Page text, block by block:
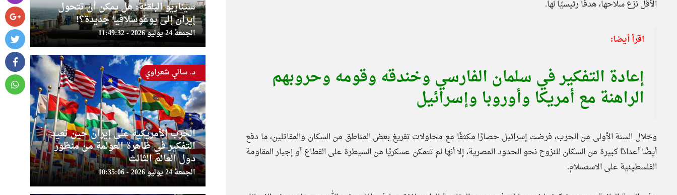
الأقل نزع سلاحها، هدفًا رئيسيًا لها.
اقرأ أيضا:
إعادة التفكير في سلمان الفارسي وخندقه وقومه وحروبهم
الراهنة مع أمريكا وأوروبا وإسرائيل
وخلال السنة الأولى من الحرب، فرضت إسرائيل حصارًا مكثفًا مع محاولات تفريغ بعض المناطق من السكان والمقاتلين، ما دفع
أيضًا أعدادًا كبيرة من السكان للنزوح نحو الحدود المصرية، إلا أنها لم تتمكن عسكريًا من السيطرة على القطاع أو إجبار المقاومة
الفلسطينية على الاستسلام.
سيناريو البلقنة: هل يمكن أن تتحول
إيران إلى يوغوسلافيا جديدة؟!
الجمعة 24 يوليو 2026 - 11:49:32
الحرب الأمريكية على إيران حين تعيد
التفكير في ظاهرة العولمة من منظور
دول العالم الثالث
الجمعة 24 يوليو 2026 - 10:35:06
د. سالي شعراوي